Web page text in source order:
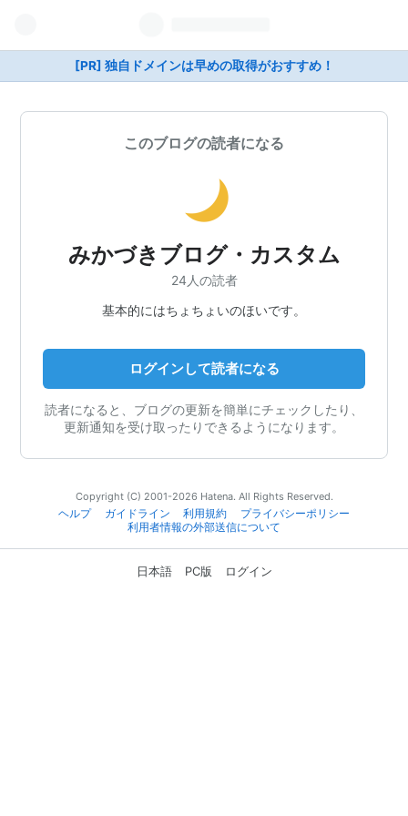
[PR] 独自ドメインは早めの取得がおすすめ！
このブログの読者になる
みかづきブログ・カスタム
24人の読者
基本的にはちょちょいのほいです。
ログインして読者になる
読者になると、ブログの更新を簡単にチェックしたり、
更新通知を受け取ったりできるようになります。
Copyright (C) 2001-2026 Hatena. All Rights Reserved.
ヘルプ
ガイドライン 利用規約
プライバシーポリシー
利用者情報の外部送信について
日本語 PC版 ログイン